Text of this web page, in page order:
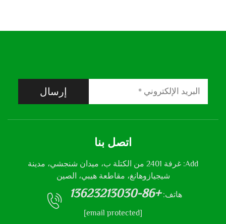
إرسال
اتصل بنا
Add: غرفة 2401 من الكتلة ب، ميدان شنجشي، مدينة
شيجيازوهانغ، مقاطعة هيبي، الصين
هاتف: +86-13623213030
[email protected]